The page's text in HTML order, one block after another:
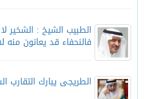
الطبيب الشيخ : الشخير
فالنحفاء قد يعانون منه
الطريجى يبارك التقارب